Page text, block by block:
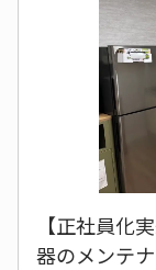
【正社員化
器のメンテ